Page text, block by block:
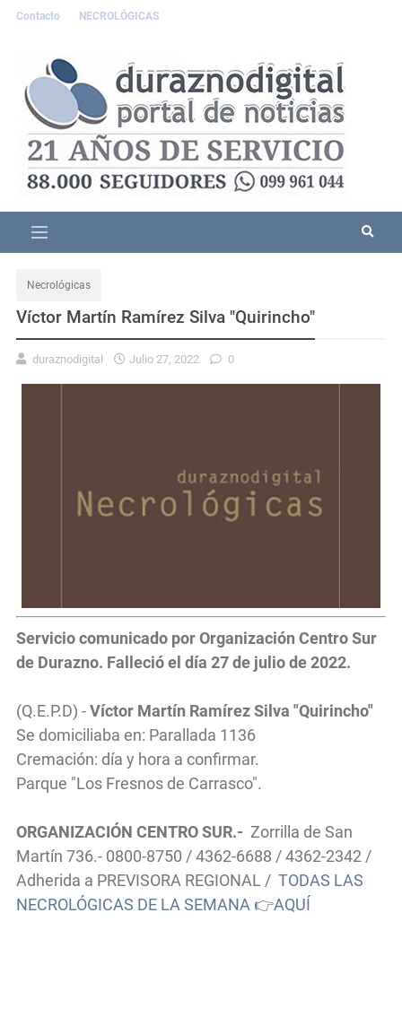
Contacto NECROLÓGICAS
Necrológicas
Víctor Martín Ramírez Silva "Quirincho"
duraznodigital Julio 27, 2022 0
Serviciocomunicado por Organización Centro Sur
de Durazno. Falleció el día 27de julio de 2022.
(Q.E.P.D) -Víctor Martín Ramírez Silva "Quirincho"
Se domiciliaba en: Parallada 1136
Cremación: día y hora a confirmar.
Parque "Los Fresnos de Carrasco".
ORGANIZACIÓN CENTRO SUR.- Zorrilla de San
Martín 736.- 0800-8750 / 4362-6688 / 4362-2342 /
Adherida a PREVISORA REGIONAL / TODAS LAS
NECROLÓGICAS DE LA SEMANA 👉AQUÍ